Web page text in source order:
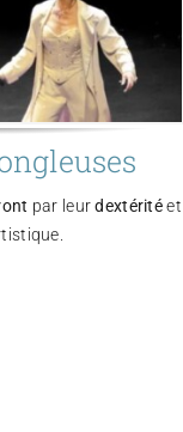
par leurdextéritéet